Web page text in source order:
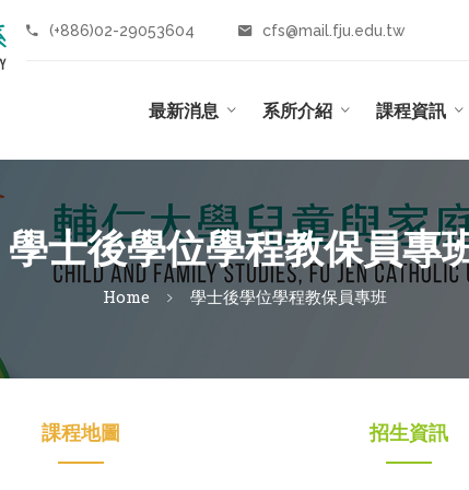
(+886)02-29053604 cfs@mail.fju.edu.tw
最新消息 系所介紹 課程資訊
學士後學位學程教保員專
Home 學士後學位學程教保員專班
課程地圖 招生資訊